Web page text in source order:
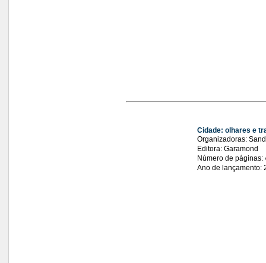
Cidade: olhares e
Organizadoras:
Editora: Garamond
Número de páginas:
Ano de lançamento: